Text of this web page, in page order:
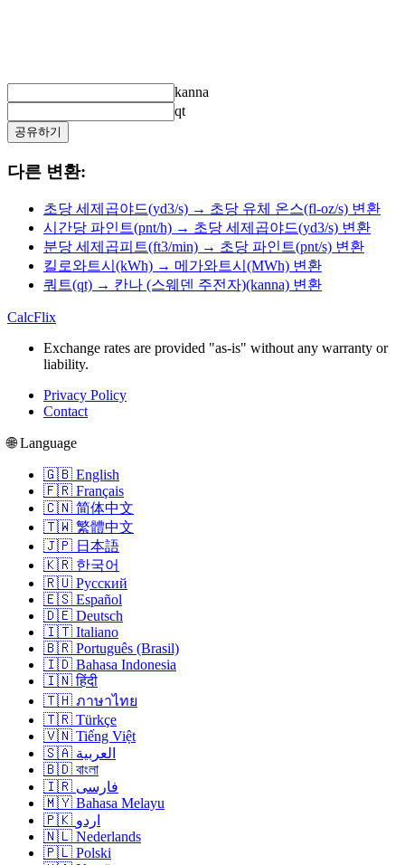
kanna
qt
공유하기
다른 변환:
초당 세제곱야드(yd3/s) → 초당 유체 온스(fl-oz/s) 변환
시간당 파인트(pnt/h) → 초당 세제곱야드(yd3/s) 변환
분당 세제곱피트(ft3/min) → 초당 파인트(pnt/s) 변환
킬로와트시(kWh) → 메가와트시(MWh) 변환
쿼트(qt) → 칸나 (스웨덴 주전자)(kanna) 변환
CalcFlix
Exchange rates are provided "as-is" without any warranty or
liability.
Privacy Policy
Contact
🌐 Language
🇬🇧 English
🇫🇷 Français
🇨🇳 简体中文
🇹🇼 繁體中文
🇯🇵 日本語
🇰🇷 한국어
🇷🇺 Русский
🇪🇸 Español
🇩🇪 Deutsch
🇮🇹 Italiano
🇧🇷 Português (Brasil)
🇮🇩 Bahasa Indonesia
🇮🇳 हिंदी
🇹🇭 ภาษาไทย
🇹🇷 Türkçe
🇻🇳 Tiếng Việt
🇸🇦 العربية
🇧🇩 বাংলা
🇮🇷 فارسی
🇲🇾 Bahasa Melayu
🇵🇰 اردو
🇳🇱 Nederlands
🇵🇱 Polski